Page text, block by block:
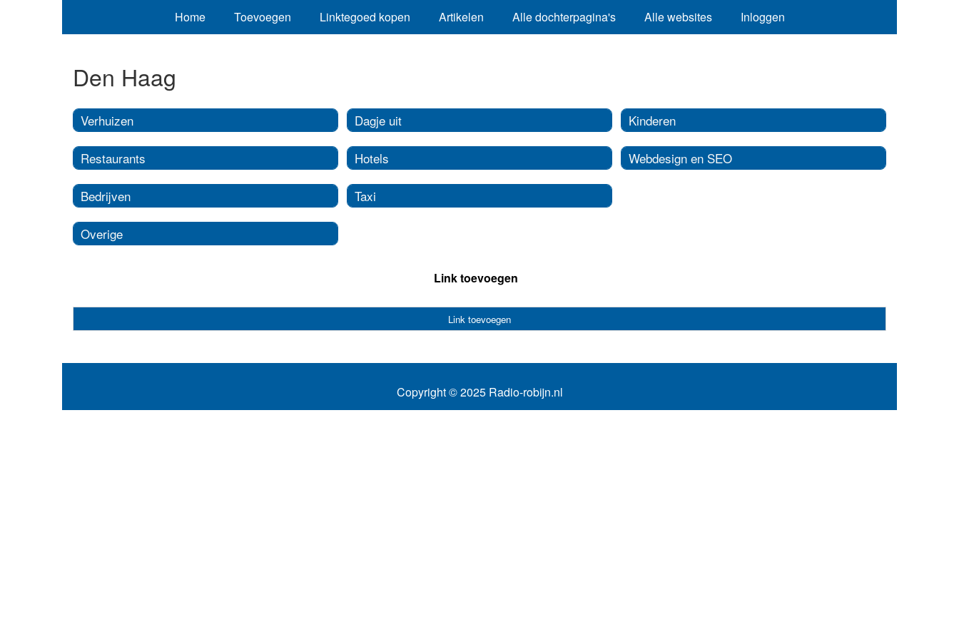
Home Toevoegen Linktegoed kopen Artikelen Alle dochterpagina's Alle websites Inloggen
Den Haag
Verhuizen
Restaurants
Bedrijven
Overige
Dagje uit
Hotels
Taxi
Kinderen
Webdesign en SEO
Link toevoegen
Link toevoegen
Copyright © 2025 Radio-robijn.nl